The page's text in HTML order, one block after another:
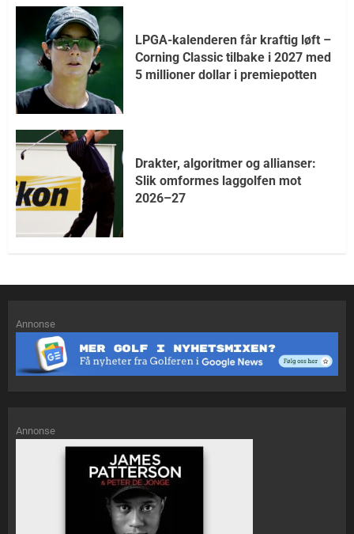
LPGA-kalenderen får kraftig løft –
Corning Classic tilbake i 2027 med
5 millioner dollar i premiepotten
Drakter, algoritmer og allianser:
Slik omformes laggolfen mot
2026–27
Annonse
Annonse